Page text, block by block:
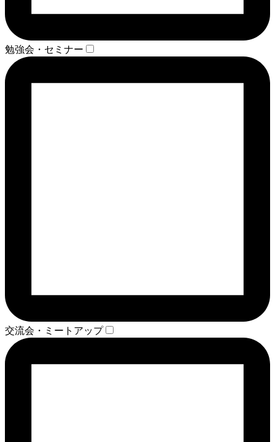
勉強会・セミナー
交流会・ミートアップ